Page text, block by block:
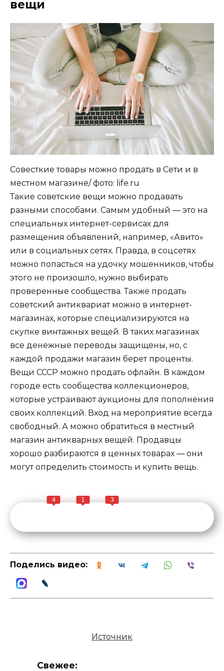
вещи
Совесткие товары можно продать в Сети и в
местном магазине/ фото: life.ru
Такие советские вещи можно продавать
разными способами. Самым удобный — это на
специальных интернет-сервисах для
размещения объявлений, например, «Авито»
или в социальных сетях. Правда, в соцсетях
можно попасться на удочку мошенников, чтобы
этого не произошло, нужно выбирать
проверенные сообщества. Также продать
советский антиквариат можно в интернет-
магазинах, которые специализируются на
скупке винтажных вещей. В таких магазинах
все денежные переводы защищены, но, с
каждой продажи магазин берет проценты.
Вещи СССР можно продать офлайн. В каждом
городе есть сообщества коллекционеров,
которые устраивают аукционы для пополнения
своих коллекций. Вход на мероприятие всегда
свободный. А можно обратиться в местный
магазин антикварных вещей. Продавцы
хорошо разбираются в ценных товарах — они
могут определить стоимость и купить вещь.
4 1 3
Поделись видео:
Источник
Свежее: